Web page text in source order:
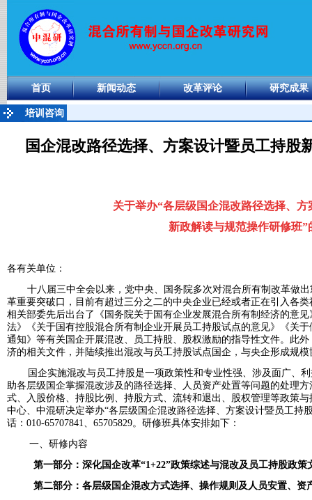
首页 新闻动态 改革评论 研究成果
培训咨询
国企混改路径选择、方案设计暨员工持股
关于举办“各层级国企混改路径选择、方
新政解读与规范操作研修班”
各有关单位：
十八届三中全会以来，党中央、国务院多次对混合所有制改革做
革重要突破口，目前有超过三分之二的中央企业已经或者正在引入各
相关部委先后出台了《国务院关于国有企业发展混合所有制经济的意
法》《关于国有控股混合所有制企业开展员工持股试点的意见》《关
通知》等有关国企开展混改、员工持股、股权激励的指导性文件。此外
济的相关文件，并陆续推出混改与员工持股试点国企，与央企形成规模
国企实施混改与员工持股是一项政策性和专业性强、涉及面广、
助各层级国企掌握混改涉及的路径选择、人员资产处置等问题的处理
式、入股价格、持股比例、持股方式、流转和退出、股权管理等政策
中心、中混研决定举办“各层级国企混改路径选择、方案设计暨员工持
话： 010-65707841、 65705829。研修班具体安排如下：
一、研修内容
第一部分：深化国企改革“1+22”政策综述与混改及员工持股政策
第二部分：各层级国企混改方式选择、操作规则及人员安置、资